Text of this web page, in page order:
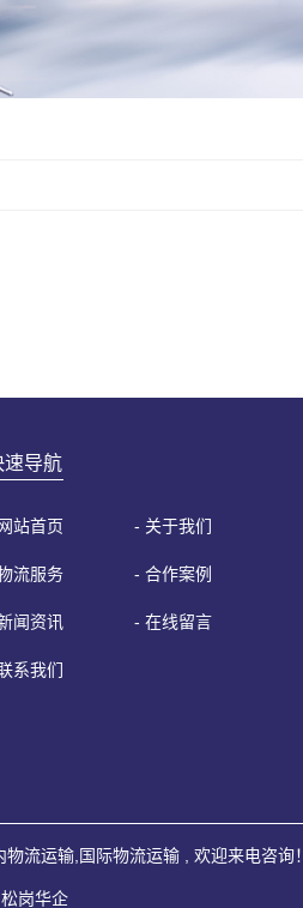
速导航
站首页 - 关于我们
流服务 - 合作案例
闻资讯 - 在线留言
系我们
物流运输, 国际物流运输, 欢迎来电咨询！
松岗华企